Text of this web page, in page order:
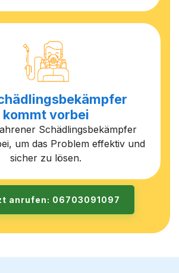
kommt vorbei
Schädlingsbekämpfer
um das Problem effektiv und
sicher zu lösen.
anrufen: 06703091097